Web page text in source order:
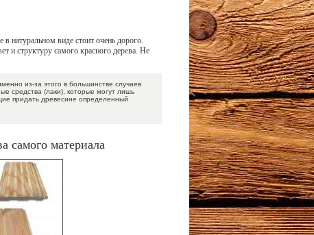
в натуральном виде стоит очень дорого.
и структуру самого красного дерева. Не
из-за этого в большинстве случаев
средства (лаки), которые могут лишь
придать древесине определенный
самого материала